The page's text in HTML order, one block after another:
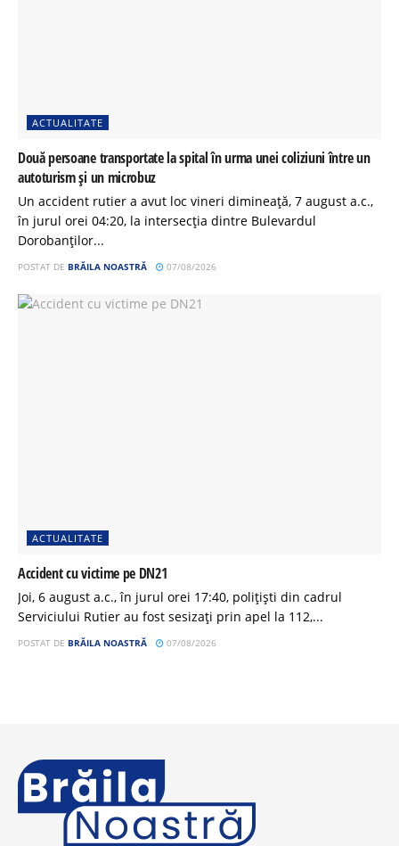
ACTUALITATE
Două persoane transportate la spital în urma unei coliziuni între un
autoturism și un microbuz
Un accident rutier a avut loc vineri dimineață, 7 august a.c.,
în jurul orei 04:20, la intersecția dintre Bulevardul
Dorobanților...
POSTAT DE BRĂILA NOASTRĂ 07/08/2026
ACTUALITATE
Accident cu victime pe DN21
Joi, 6 august a.c., în jurul orei 17:40, polițiști din cadrul
Serviciului Rutier au fost sesizați prin apel la 112,...
POSTAT DE BRĂILA NOASTRĂ 07/08/2026